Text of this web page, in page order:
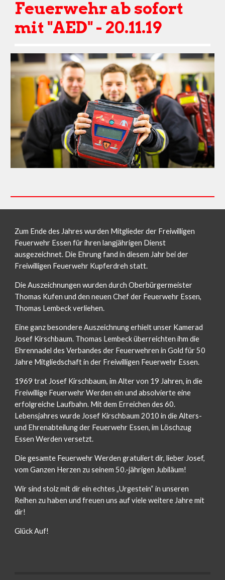
Feuerwehr ab sofort
mit "AED" - 20.11.19
Zum Ende des Jahres wurden Mitglieder der Freiwilligen
Feuerwehr Essen für ihren langjährigen Dienst
ausgezeichnet. Die Ehrung fand in diesem Jahr bei der
Freiwilligen Feuerwehr Kupferdreh statt.
Die Auszeichnungen wurden durch Oberbürgermeister
Thomas Kufen und den neuen Chef der Feuerwehr Essen,
Thomas Lembeck verliehen.
Eine ganz besondere Auszeichnung erhielt unser Kamerad
Josef Kirschbaum. Thomas Lembeck überreichten ihm die
Ehrennadel des Verbandes der Feuerwehren in Gold für 50
Jahre Mitgliedschaft in der Freiwilligen Feuerwehr Essen.
1969 trat Josef Kirschbaum, im Alter von 19 Jahren, in die
Freiwillige Feuerwehr Werden ein und absolvierte eine
erfolgreiche Laufbahn. Mit dem Erreichen des 60.
Lebensjahres wurde Josef Kirschbaum 2010 in die Alters-
und Ehrenabteilung der Feuerwehr Essen, im Löschzug
Essen Werden versetzt.
Die gesamte Feuerwehr Werden gratuliert dir, lieber Josef,
vom Ganzen Herzen zu seinem 50.-jährigen Jubiläum!
Wir sind stolz mit dir ein echtes „Urgestein“ in unseren
Reihen zu haben und freuen uns auf viele weitere Jahre mit
dir!
Glück Auf!